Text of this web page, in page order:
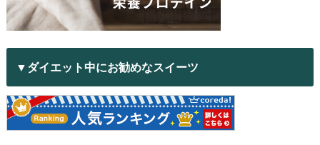
▼ダイエット中にお勧めなスイーツ